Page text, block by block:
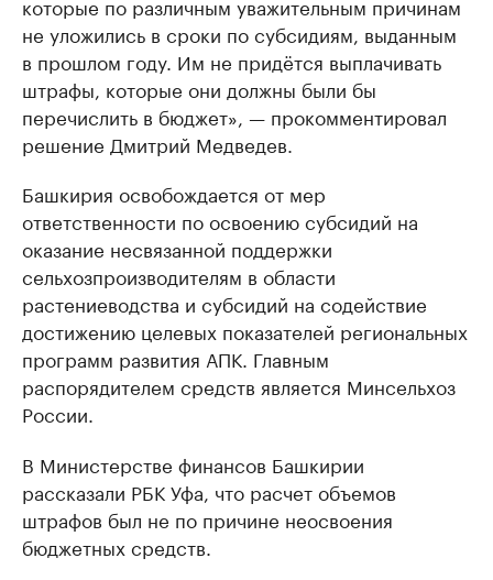
которые по различным уважительным причинам
не уложились в сроки по субсидиям, выданным
в прошлом году. Им не придётся выплачивать
штрафы, которые они должны были бы
перечислить в бюджет», — прокомментировал
решение Дмитрий Медведев.
Башкирия освобождается от мер
ответственности по освоению субсидий на
оказание несвязанной поддержки
сельхозпроизводителям в области
растениеводства и субсидий на содействие
достижению целевых показателей региональных
программ развития АПК. Главным
распорядителем средств является Минсельхоз
России.
В Министерстве финансов Башкирии
рассказали РБК Уфа, что расчет объемов
штрафов был не по причине неосвоения
бюджетных средств.